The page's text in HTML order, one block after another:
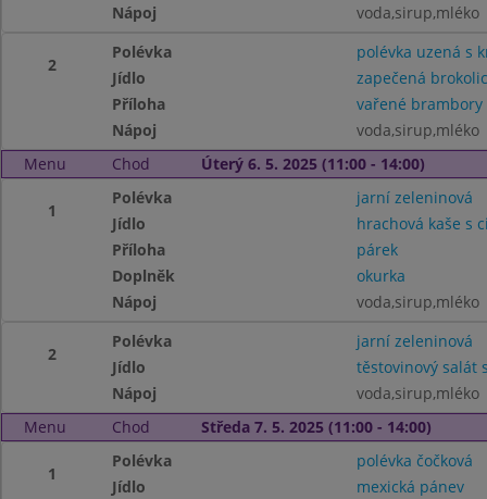
Nápoj
voda,sirup,mléko
2
Polévka
polévka uzená s
Jídlo
zapečená
Příloha
vařené brambory
Nápoj
voda,sirup,mléko
Menu
Chod Úterý 6. 5. 2025 (11:00 - 14:00)
1
Polévka
jarní zeleninová
Jídlo
hrachová kaše s
Příloha
párek
Doplněk
okurka
Nápoj
voda,sirup,mléko
2
Polévka
jarní zeleninová
Jídlo
těstovinový salát
Nápoj
voda,sirup,mléko
Menu
Chod Středa 7. 5. 2025 (11:00 - 14:00)
1
Polévka
polévka čočková
Jídlo
mexická pánev